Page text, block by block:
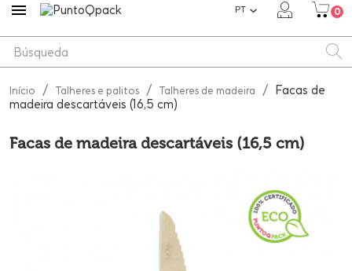
 PT 0
Início Talheres e palitos Talheres de madeira
Facas de
madeira descartáveis (16,5 cm)
Facas de madeira descartáveis (16,5 cm)